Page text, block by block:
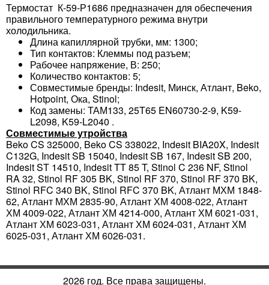
Термостат К-59-Р1686 предназначен для обеспечения
правильного температурного режима внутри
холодильника.
Длина капиллярной трубки, мм: 1300;
Тип контактов: Клеммы под разъем;
Рабочее напряжение, В: 250;
Количество контактов: 5;
Совместимые бренды: Indesit, Минск, Атлант, Beko,
Hotpoint, Ока, Stinol;
Код замены: ТАМ133, 25T65 EN60730-2-9, K59-
L2098, K59-L2040 .
Совместимые утройства
Beko CS 325000, Beko CS 338022, Indesit BIA20X, Indesit
C132G, Indesit SB 15040, Indesit SB 167, Indesit SB 200,
Indesit ST 14510, Indesit TT 85 T, Stinol C 236 NF, Stinol
RA 32, Stinol RF 305 BK, Stinol RF 370, Stinol RF 370 BK,
Stinol RFC 340 BK, Stinol RFC 370 BK, Атлант МХМ 1848-
62, Атлант МХМ 2835-90, Атлант ХМ 4008-022, Атлант
ХМ 4009-022, Атлант ХМ 4214-000, Атлант ХМ 6021-031,
Атлант ХМ 6023-031, Атлант ХМ 6024-031, Атлант ХМ
6025-031, Атлант ХМ 6026-031.
2026 год. Все права защищены.